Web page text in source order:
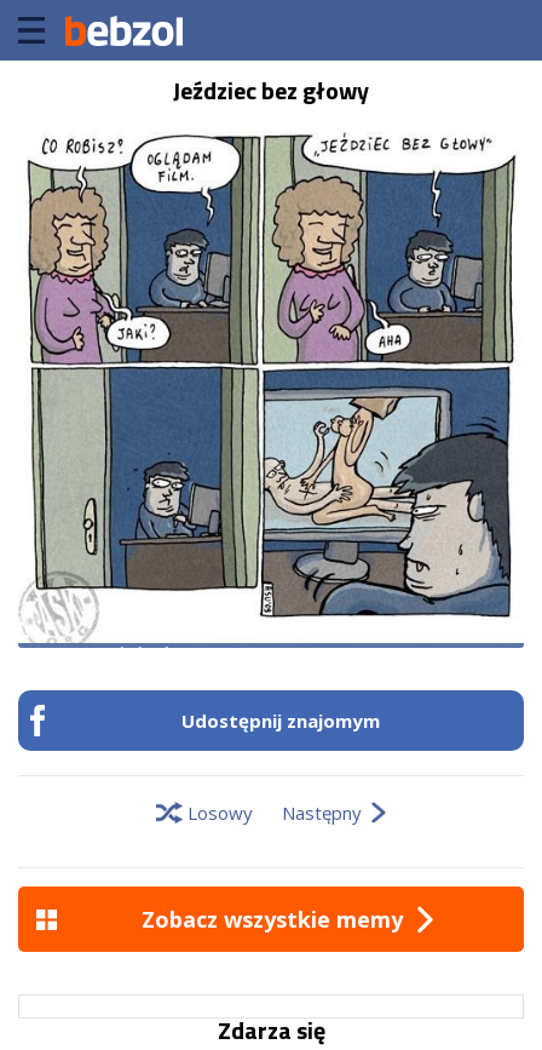
Jeździec bez głowy
Udostępnij znajomym
Losowy Następny
Zobacz wszystkie memy
Zdarza się